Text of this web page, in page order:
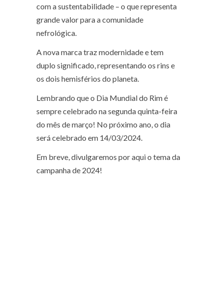
com a sustentabilidade – o que representa
grande valor para a comunidade
nefrológica.
A nova marca traz modernidade e tem
duplo significado, representando os rins e
os dois hemisférios do planeta.
Lembrando que o Dia Mundial do Rim é
sempre celebrado na segunda quinta-feira
do mês de março! No próximo ano, o dia
será celebrado em 14/03/2024.
Em breve, divulgaremos por aqui o tema da
campanha de 2024!